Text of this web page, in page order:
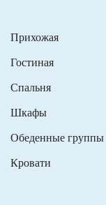
Прихожая
Гостиная
Спальня
Шкафы
Обеденные группы
Кровати